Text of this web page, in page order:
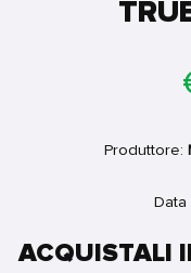
Produttore:
Data
ACQUISTALI